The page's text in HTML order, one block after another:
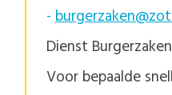
-
Dienst
Voor bepaalde